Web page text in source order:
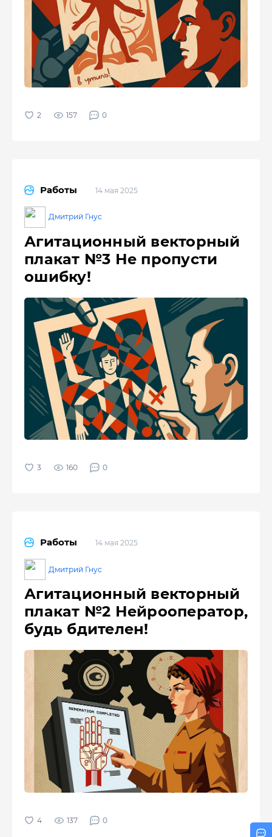
157 0
Работы 14 мая 2025
Дмитрий Гнус
Агитационный векторный
плакат №3 Не пропусти
ошибку!
160 0
Работы 14 мая 2025
Дмитрий Гнус
Агитационный векторный
плакат №2 Нейрооператор,
будь бдителен!
137 0